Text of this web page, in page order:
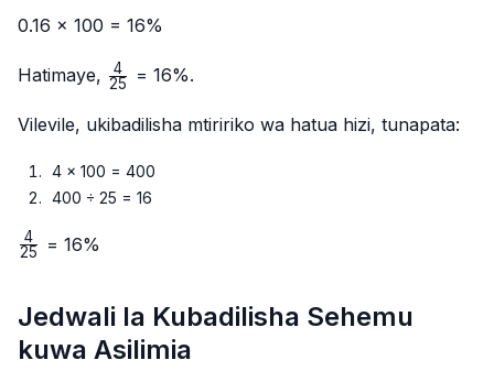
0.16 × 100 = 16%
Hatimaye, \frac{4}
25
4 = 16%.
Vilevile, ukibadilisha mtiririko wa hatua hizi, tunapata:
4 × 100 = 400
400 ÷ 25 = 16
\frac{4}
25
4 = 16%
Jedwali la Kubadilisha Sehemu
kuwa Asilimia